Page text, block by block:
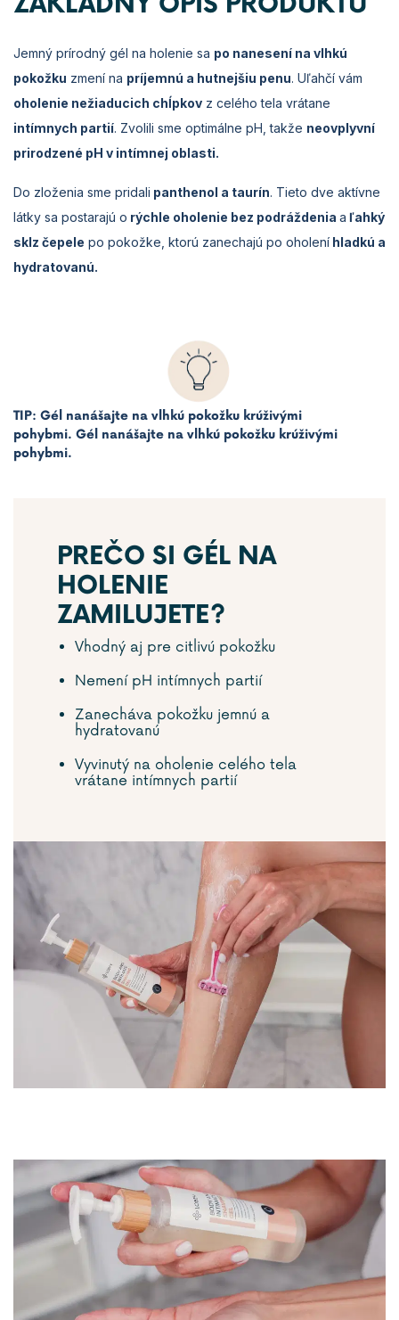
Jemný prírodný gél na holenie sa po nanesení na vlhkú
pokožku zmení na príjemnú a hutnejšiu penu. Uľahčí vám
oholenie nežiaducich chĺpkov z celého tela vrátane
intímnych partií. Zvolili sme optimálne pH, takže neovplyvní
prirodzené pH v intímnej oblasti.
Do zloženia sme pridali panthenol a taurín. Tieto dve aktívne
látky sa postarajú o rýchle oholenie bez podráždenia a ľahký
sklz čepele po pokožke, ktorú zanechajú po oholení hladkú a
hydratovanú.
TIP: Gél nanášajte na vlhkú pokožku krúživými
pohybmi. Gél nanášajte na vlhkú pokožku krúživými
pohybmi.
PREČO SI GÉL NA
HOLENIE
ZAMILUJETE?
Vhodný aj pre citlivú pokožku
Nemení pH intímnych partií
Zanecháva pokožku jemnú a
hydratovanú
Vyvinutý na oholenie celého tela
vrátane intímnych partií